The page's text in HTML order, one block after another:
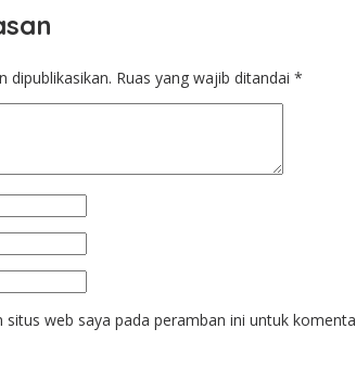
dipublikasikan. Ruas yang wajib ditandai *
situs web saya pada peramban ini untuk